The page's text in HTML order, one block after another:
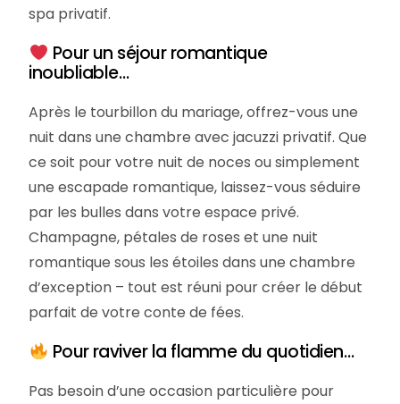
spa privatif.
Pour un séjour romantique
inoubliable…
Après le tourbillon du mariage, offrez-vous une
nuit dans une chambre avec jacuzzi privatif. Que
ce soit pour votre nuit de noces ou simplement
une escapade romantique, laissez-vous séduire
par les bulles dans votre espace privé.
Champagne, pétales de roses et une nuit
romantique sous les étoiles dans une chambre
d’exception – tout est réuni pour créer le début
parfait de votre conte de fées.
Pour raviver la flamme du quotidien…
Pas besoin d’une occasion particulière pour